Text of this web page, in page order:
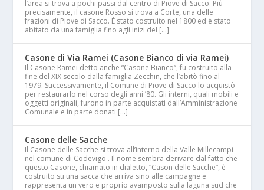
l’area si trova a pochi passi dal centro di Piove di Sacco. Più
precisamente, il casone Rosso si trova a Corte, una delle
frazioni di Piove di Sacco. È stato costruito nel 1800 ed è stato
abitato da una famiglia fino agli inizi del […]
Casone di Via Ramei (Casone Bianco di via Ramei)
Il Casone Ramei detto anche “Casone Bianco“, fu costruito alla
fine del XIX secolo dalla famiglia Zecchin, che l’abitò fino al
1979. Successivamente, il Comune di Piove di Sacco lo acquistò
per restaurarlo nel corso degli anni ’80. Gli interni, quali mobili e
oggetti originali, furono in parte acquistati dall’Amministrazione
Comunale e in parte donati […]
Casone delle Sacche
Il Casone delle Sacche si trova all’interno della Valle Millecampi
nel comune di Codevigo . Il nome sembra derivare dal fatto che
questo Casone, chiamato in dialetto, “Cason delle Sacche”, è
costruito su una sacca che arriva sino alle campagne e
rappresenta un vero e proprio avamposto sulla laguna sud che